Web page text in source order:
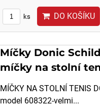
ks DO KOŠÍKU
Míčky Donic
míčky na stolní
MÍČKY NA STOLNÍ TENIS
model 608322-velmi...